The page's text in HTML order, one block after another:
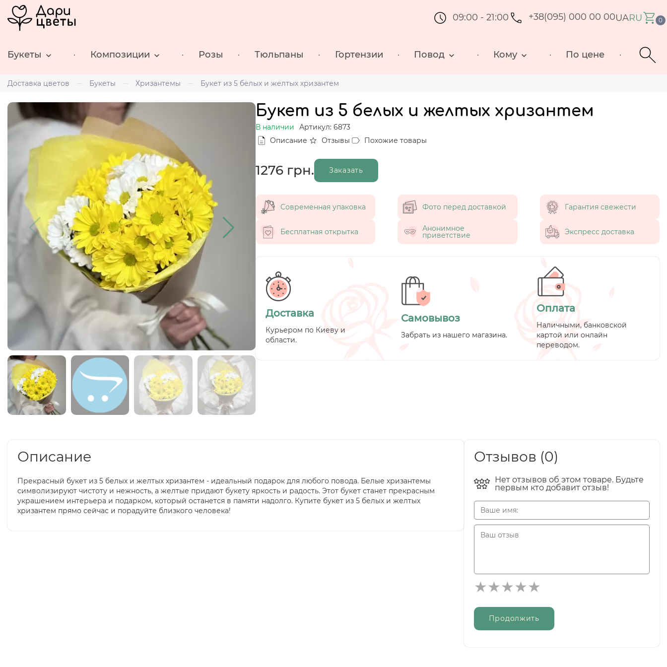
09:00 - 21:00 +38(095) 000 00 00UARU 0
Букеты Композиции Розы Тюльпаны Гортензии Повод Кому По цене
Доставка цветов Букеты Хризантемы Букет из 5 белых и желтых хризантем
Букет из 5 белых и желтых хризантем
В наличии
Артикул: 6873
Описание
Отзывы Похожие товары
1276 грн. Заказать
Современная упаковка Фото перед доставкой Гарантия свежести
Бесплатная открытка Анонимное
приветствие Экспресс доставка
Доставка
Курьером по Киеву и
области.
Самовывоз
Забрать из нашего магазина.
Оплата
Наличными, банковской
картой или онлайн
переводом.
Описание
Прекрасный букет из 5 белых и желтых хризантем - идеальный подарок для любого повода. Белые хризантемы
символизируют чистоту и нежность, а желтые придают букету яркость и радость. Этот букет станет прекрасным
украшением интерьера и подарком, который останется в памяти надолго. Купите букет из 5 белых и желтых
хризантем прямо сейчас и порадуйте близкого человека!
Отзывов (0)
Нет отзывов об этом товаре. Будьте
первым кто добавит отзыв!
Продолжить